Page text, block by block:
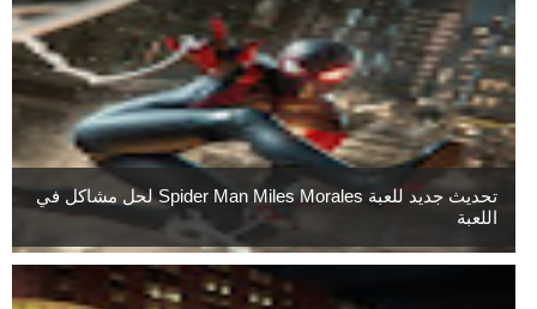
تحديث جديد للعبة Spider Man Miles Morales لحل مشاكل في
اللعبة